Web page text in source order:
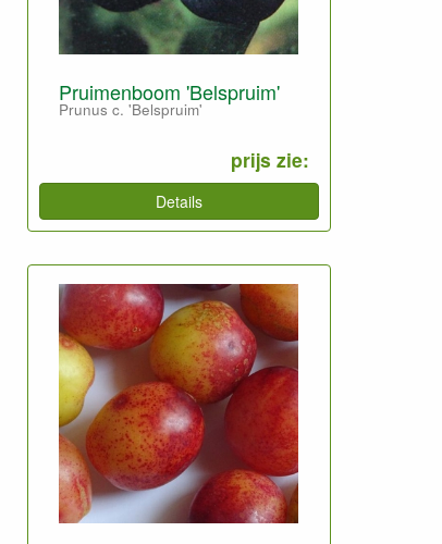
Pruimenboom 'Belspruim'
Prunus c. 'Belspruim'
prijs zie:
Details